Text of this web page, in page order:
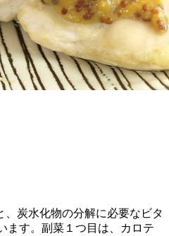
炭水化物の分解に必要なビタ
ます。副菜１つ目は、カロテ